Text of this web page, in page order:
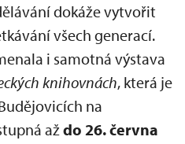
dokáže vytvořit
všech generací.
i samotná výstava
knihovnách, která je
na
až do 26. června